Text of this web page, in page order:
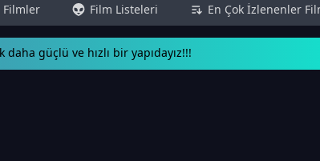
Filmler Film Listeleri En Çok İzlenenler
güçlü ve hızlı bir yapıdayız!!!